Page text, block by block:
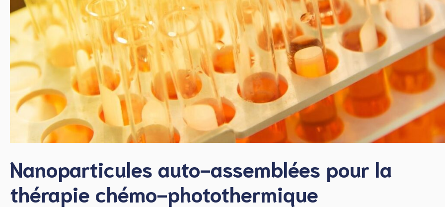
Nanoparticules auto-assemblées pour la
thérapie chémo-photothermique